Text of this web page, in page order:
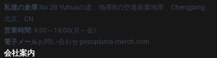
私達の倉庫:No.28 Yuhuaの道、地帯Bの空港産業地帯、Chengjiang、
北京、CN
営業時間: 9:00～18:00(月～金)
電子メールお問い合わせ:pesopluma-merch.com
会社案内